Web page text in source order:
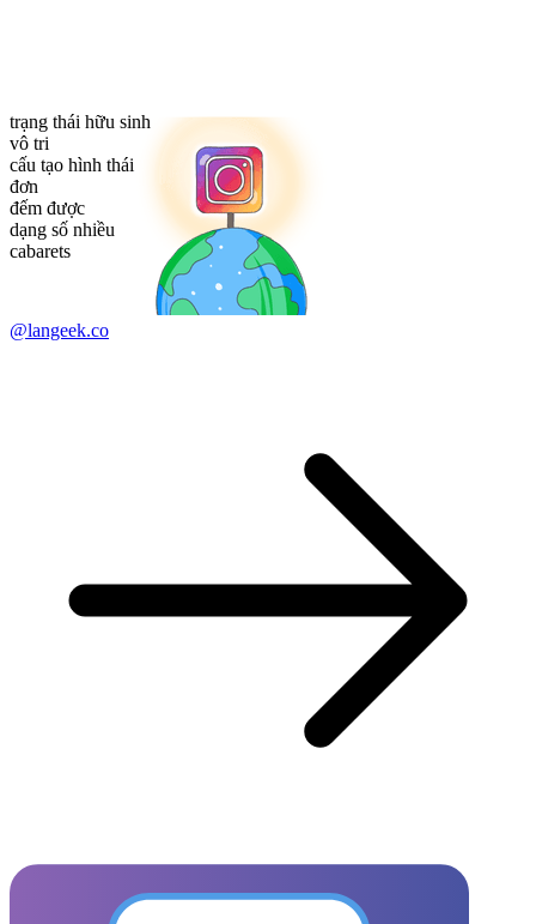
trạng thái hữu sinh
vô tri
cấu tạo hình thái
đơn
đếm được
dạng số nhiều
cabarets
@langeek.co